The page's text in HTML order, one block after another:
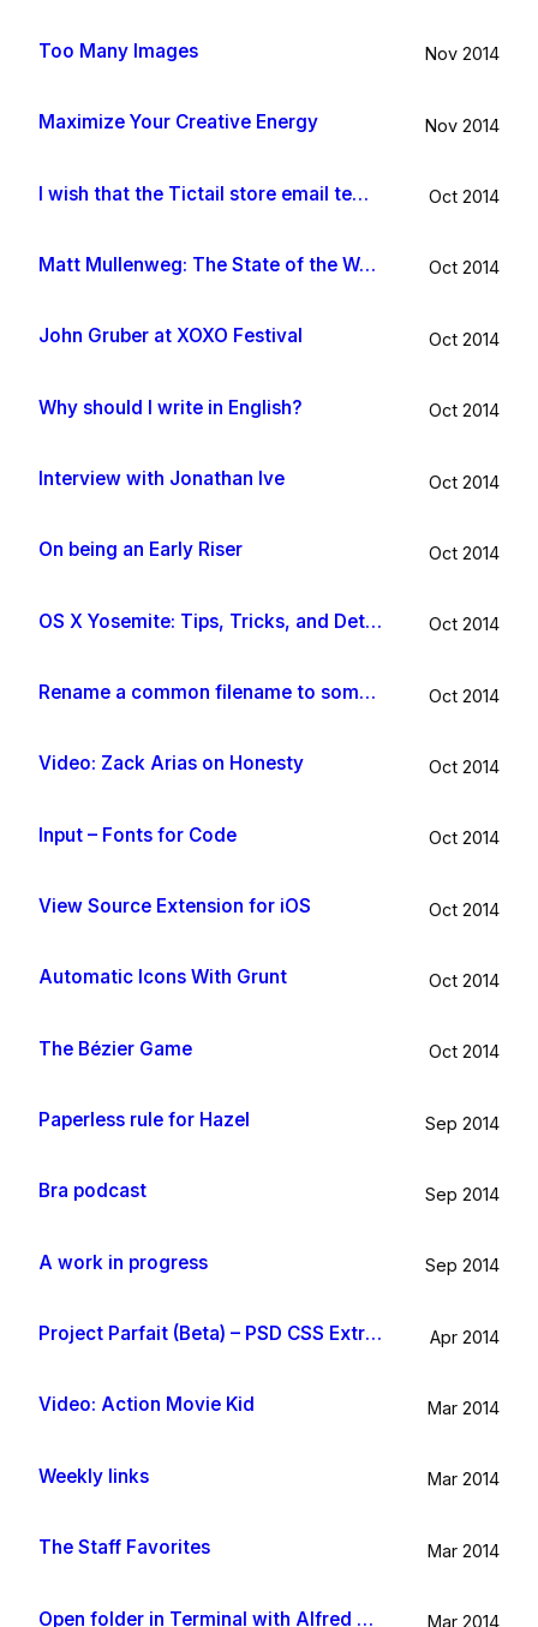
Too Many Images Nov 2014
Maximize Your Creative Energy Nov 2014
I wish that the Tictail store email template would be improved Oct 2014
Matt Mullenweg: The State of the Word 2014 Oct 2014
John Gruber at XOXO Festival Oct 2014
Why should I write in English? Oct 2014
Interview with Jonathan Ive Oct 2014
On being an Early Riser Oct 2014
OS X Yosemite: Tips, Tricks, and Details Oct 2014
Rename a common filename to something useful with Hazel app Oct 2014
Video: Zack Arias on Honesty Oct 2014
Input – Fonts for Code Oct 2014
View Source Extension for iOS Oct 2014
Automatic Icons With Grunt Oct 2014
The Bézier Game Oct 2014
Paperless rule for Hazel Sep 2014
Bra podcast Sep 2014
A work in progress Sep 2014
Project Parfait (Beta) – PSD CSS Extraction Apr 2014
Video: Action Movie Kid Mar 2014
Weekly links Mar 2014
The Staff Favorites Mar 2014
Open folder in Terminal with Alfred App Mar 2014